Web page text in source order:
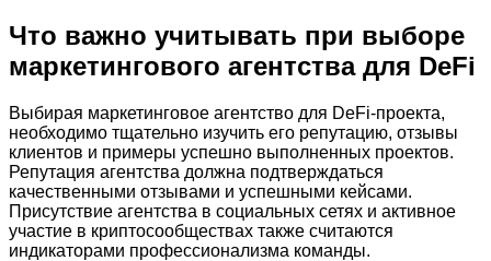
Что важно учитывать при выборе
маркетингового агентства для DeFi
Выбирая маркетинговое агентство для DeFi-проекта,
необходимо тщательно изучить его репутацию, отзывы
клиентов и примеры успешно выполненных проектов.
Репутация агентства должна подтверждаться
качественными отзывами и успешными кейсами.
Присутствие агентства в социальных сетях и активное
участие в криптосообществах также считаются
индикаторами профессионализма команды.